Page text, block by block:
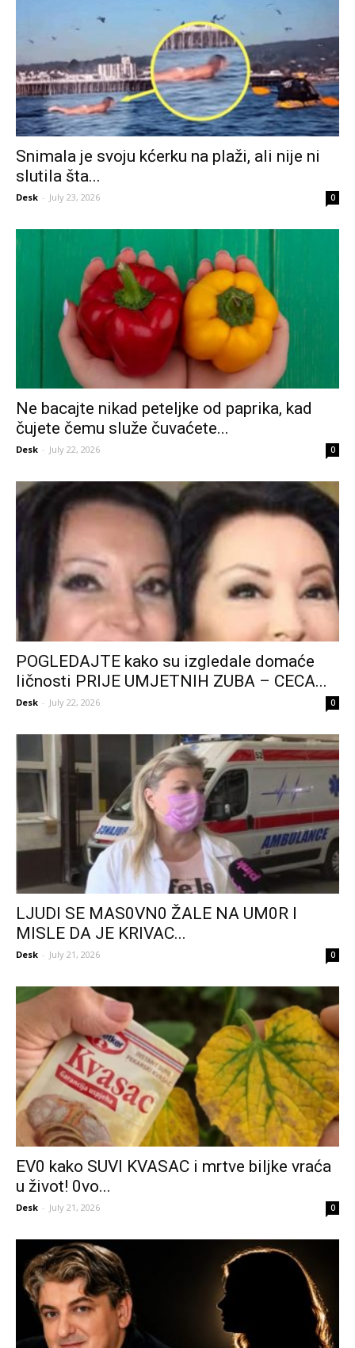
Snimala je svoju kćerku na plaži, ali nije ni
slutila šta...
Desk - July 23, 2026 0
Ne bacajte nikad peteljke od paprika, kad
čujete čemu služe čuvaćete...
Desk - July 22, 2026 0
POGLEDAJTE kako su izgledale domaće
ličnosti PRIJE UMJETNIH ZUBA – CECA...
Desk - July 22, 2026 0
LJUDl SE MAS0VN0 ŽALE NA UM0R I
MISLE DA JE KRIVAC...
Desk - July 21, 2026 0
EV0 kako SUVI KVASAC i mrtve biljke vraća
u život! 0vo...
Desk - July 21, 2026 0